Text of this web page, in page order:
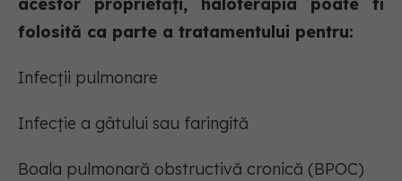
acestor proprietăți, haloterapia poate fi
folosită ca parte a tratamentului pentru:
Infecții pulmonare
Infecție a gâtului sau faringită
Boala pulmonară obstructivă cronică (BPOC)